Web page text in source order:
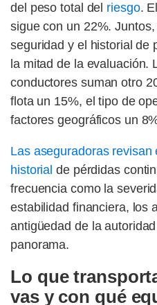
del peso total del riesgo.
sigue con un 22%.
seguridad y el historial de
la mitad de la evaluación.
conductores suman otro
flota un 15%, el tipo de
factores geográficos un
Las aseguradoras revisan
historialde pérdidas
frecuencia como la
estabilidad financiera, los
antigüedad de la
panorama.
Lo que
vas y con qué